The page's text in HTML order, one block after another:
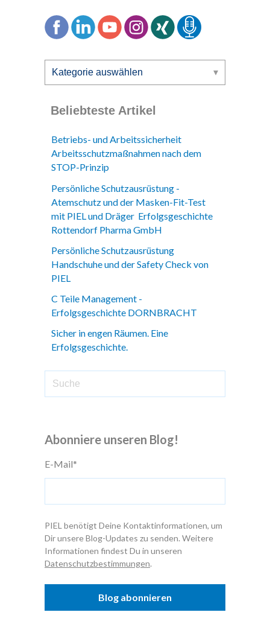
Beliebteste Artikel
Betriebs- und Arbeitssicherheit
Arbeitsschutzmaßnahmen nach dem
STOP-Prinzip
Persönliche Schutzausrüstung -
Atemschutz und der Masken-Fit-Test
mit PIEL und Dräger Erfolgsgeschichte
Rottendorf Pharma GmbH
Persönliche Schutzausrüstung
Handschuhe und der Safety Check von
PIEL
C Teile Management -
Erfolgsgeschichte DORNBRACHT
Sicher in engen Räumen. Eine
Erfolgsgeschichte.
Abonniere unseren Blog!
E-Mail*
PIEL benötigt Deine Kontaktinformationen, um
Dir unsere Blog-Updates zu senden. Weitere
Informationen findest Du in unseren
Datenschutzbestimmungen.